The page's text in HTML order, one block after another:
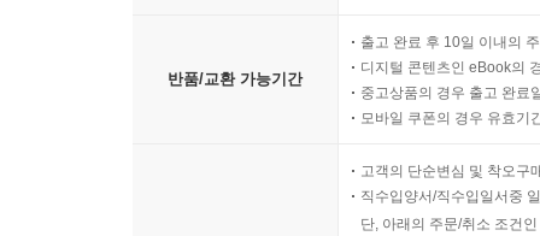
반품/교환 가능기간
출고 완료 후 10일 이내의
디지털 콘텐츠인 eBook의
중고상품의 경우 출고 완료
모바일 쿠폰의 경우 유효기
고객의 단순변심 및 착오구
직수입양서/직수입일서중
단, 아래의 주문/취소 조건